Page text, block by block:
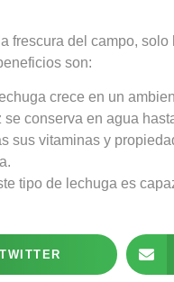
frescura del campo,
son:
crece en un
se conserva en agua
sus vitaminas y
tipo de lechuga es
TWITTER